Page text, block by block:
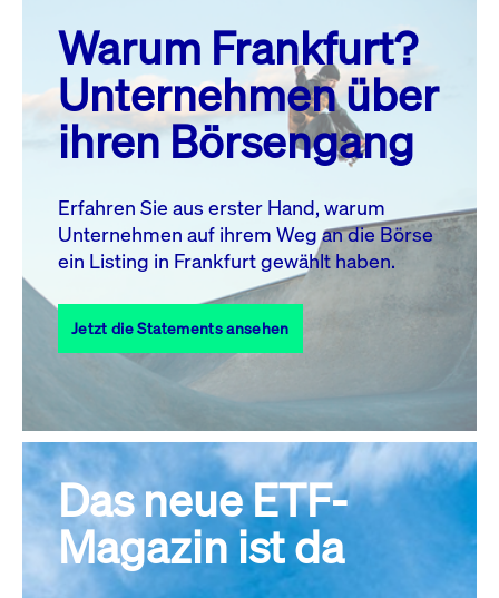
MO. DI. MI. DO. FR. SA. SO.
1
2
3
4 5 6 7 8
10 11 13 14
17
18 19 20 21 22
23
27 28
31
Alle Events
Warum Frankfurt?
Unternehmen über
ihren Börsengang
Erfahren Sie aus erster Hand, warum
Unternehmen auf ihrem Weg an die Börse
ein Listing in Frankfurt gewählt haben.
Jetzt die Statements ansehen
Das neue ETF-
Magazin ist da